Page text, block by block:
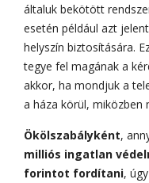
általuk bekötött
esetén például azt
helyszín biztosítására.
tegye fel magának a
akkor, ha mondjuk a
a háza körül, miközben
Ökölszabályként,
milliós ingatlan
forintot fordítani,